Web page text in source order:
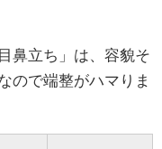
鼻立ち」は、容貌そ
ので端整がハマりま